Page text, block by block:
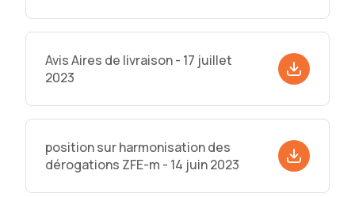
Avis Aires de livraison - 17 juillet
2023
position sur harmonisation des
dérogations ZFE-m - 14 juin 2023